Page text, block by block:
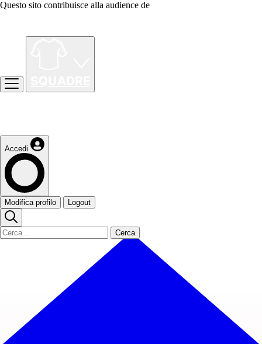
Questo sito contribuisce alla audience de
Accedi
Modifica profilo Logout
Cerca